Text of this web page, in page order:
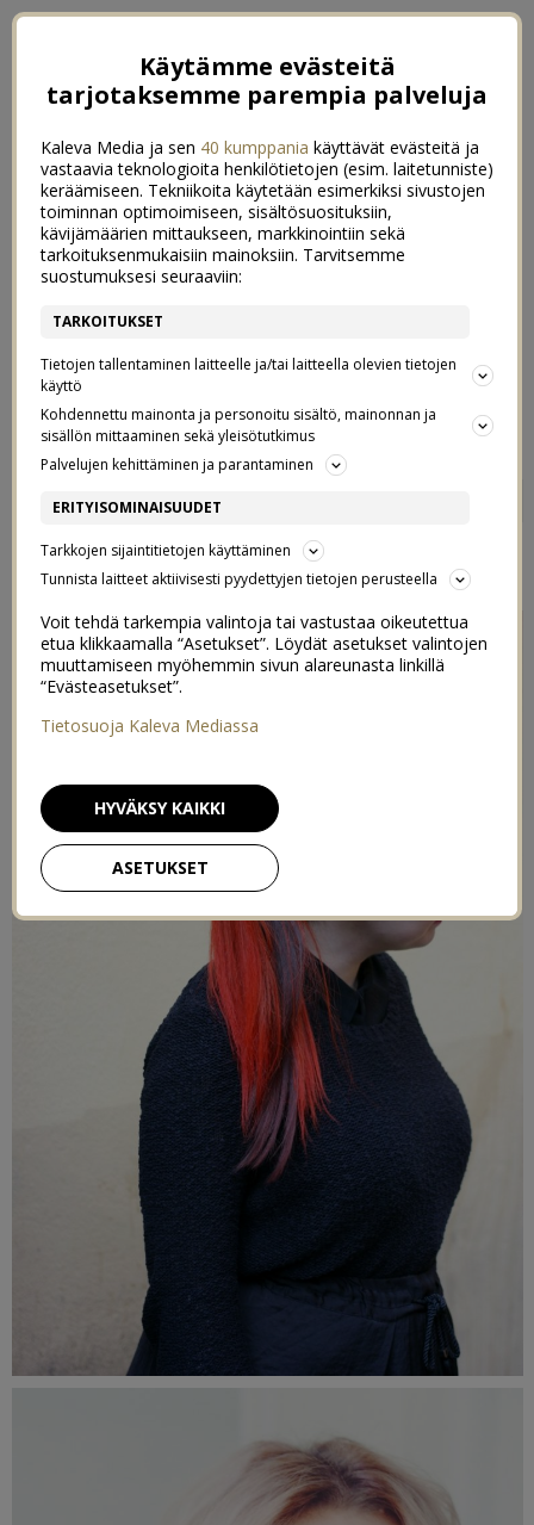
HIUSTYYLEJÄ VUOSIEN
VARRELTA
31/03/2019
Käytämme evästeitä
tarjotaksemme parempia palveluja
Kaleva Media ja sen 40 kumppania käyttävät evästeitä ja
vastaavia teknologioita henkilötietojen (esim. laitetunniste)
keräämiseen. Tekniikoita käytetään esimerkiksi sivustojen
toiminnan optimoimiseen, sisältösuosituksiin,
kävijämäärien mittaukseen, markkinointiin sekä
tarkoituksenmukaisiin mainoksiin. Tarvitsemme
suostumuksesi seuraaviin:
TARKOITUKSET
Tietojen tallentaminen laitteelle ja/tai laitteella olevien tietojen
käyttö
Kohdennettu mainonta ja personoitu sisältö, mainonnan ja
sisällön mittaaminen sekä yleisötutkimus
Palvelujen kehittäminen ja parantaminen
ERITYISOMINAISUUDET
Tarkkojen sijaintitietojen käyttäminen
Tunnista laitteet aktiivisesti pyydettyjen tietojen perusteella
Voit tehdä tarkempia valintoja tai vastustaa oikeutettua
etua klikkaamalla “Asetukset”. Löydät asetukset valintojen
muuttamiseen myöhemmin sivun alareunasta linkillä
“Evästeasetukset”.
Tietosuoja Kaleva Mediassa
ASETUKSET
HYVÄKSY KAIKKI